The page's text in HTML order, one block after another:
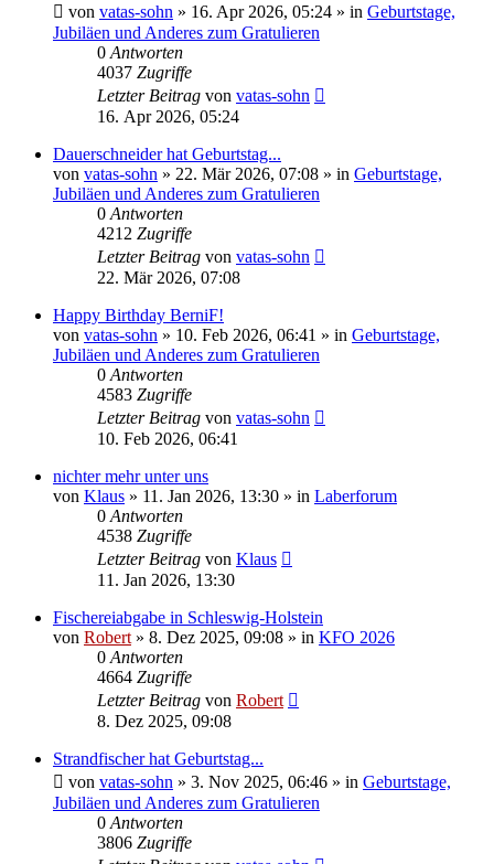
von vatas-sohn » 16. Apr 2026, 05:24 » in Geburtstage,
Jubiläen und Anderes zum Gratulieren
0 Antworten
4037 Zugriffe
Letzter Beitrag von vatas-sohn
16. Apr 2026, 05:24
Dauerschneider hat Geburtstag...
von vatas-sohn » 22. Mär 2026, 07:08 » in Geburtstage,
Jubiläen und Anderes zum Gratulieren
0 Antworten
4212 Zugriffe
Letzter Beitrag von vatas-sohn
22. Mär 2026, 07:08
Happy Birthday BerniF!
von vatas-sohn » 10. Feb 2026, 06:41 » in Geburtstage,
Jubiläen und Anderes zum Gratulieren
0 Antworten
4583 Zugriffe
Letzter Beitrag von vatas-sohn
10. Feb 2026, 06:41
nichter mehr unter uns
von Klaus » 11. Jan 2026, 13:30 » in Laberforum
0 Antworten
4538 Zugriffe
Letzter Beitrag von Klaus
11. Jan 2026, 13:30
Fischereiabgabe in Schleswig-Holstein
von Robert » 8. Dez 2025, 09:08 » in KFO 2026
0 Antworten
4664 Zugriffe
Letzter Beitrag von Robert
8. Dez 2025, 09:08
Strandfischer hat Geburtstag...
von vatas-sohn » 3. Nov 2025, 06:46 » in Geburtstage,
Jubiläen und Anderes zum Gratulieren
0 Antworten
3806 Zugriffe